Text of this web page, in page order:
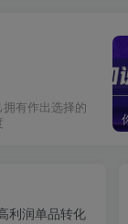
有作出选择的
利润单品转化